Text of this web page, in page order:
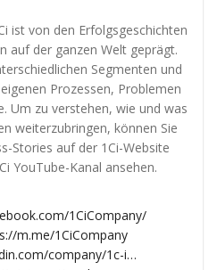
ist von den Erfolgsgeschichten
auf der ganzen Welt geprägt.
Segmenten und
Prozessen, Problemen
Um zu verstehen, wie und was
weiterzubringen, können Sie
Stories auf der 1Ci-Website
YouTube-Kanal ansehen.
1CiCompany/
m.me/1CiCompany
company/1c-i…